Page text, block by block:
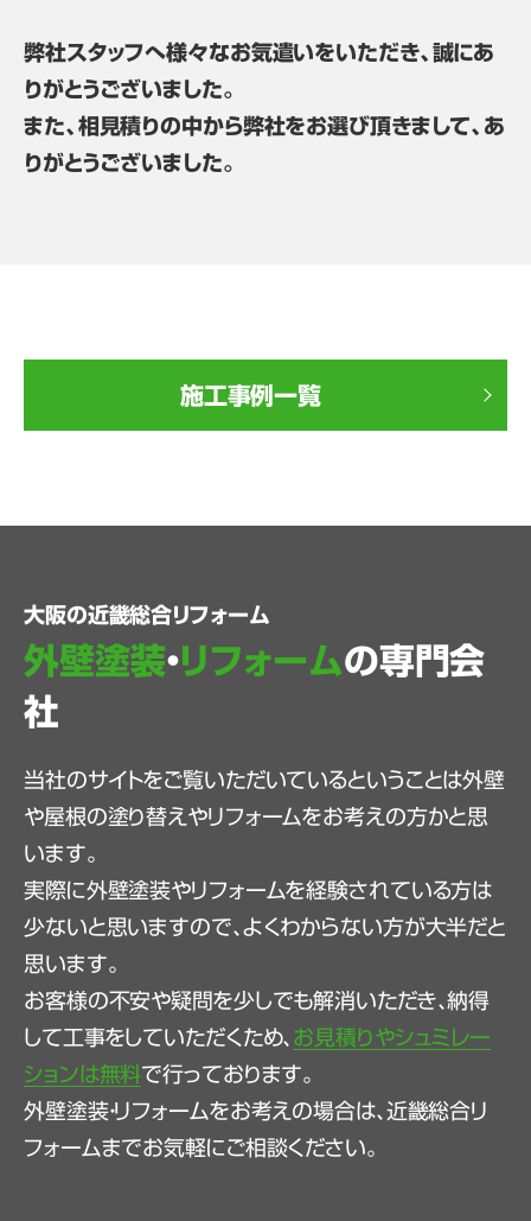
弊社スタッフへ様々なお気遣いをいただき、誠にあ
りがとうございました。
また、相見積りの中から弊社をお選び頂きまして、あ
りがとうございました。
施工事例一覧
大阪の近畿総合リフォーム
外壁塗装・リフォームの専門会
社
当社のサイトをご覧いただいているということは外壁
や屋根の塗り替えやリフォームをお考えの方かと思
います。
実際に外壁塗装やリフォームを経験されている方は
少ないと思いますので、よくわからない方が大半だと
思います。
お客様の不安や疑問を少しでも解消いただき、納得
して工事をしていただくため、 お見積りやシュミレー
ションは無料で行っております。
外壁塗装・リフォームをお考えの場合は、近畿総合リ
フォームまでお気軽にご相談ください。